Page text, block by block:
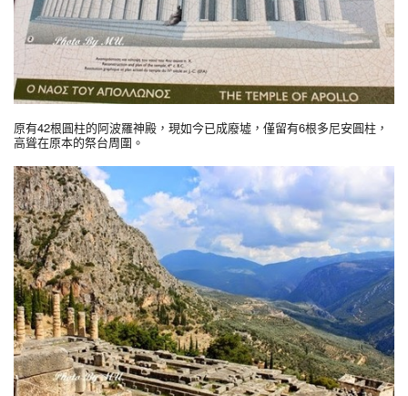
原有42根圓柱的阿波羅神殿，現如今已成廢墟，僅留有6根多尼安圓柱，
高聳在原本的祭台周圍。